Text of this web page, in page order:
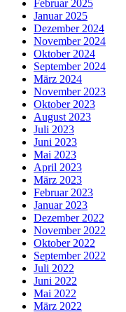
Februar 2025
Januar 2025
Dezember 2024
November 2024
Oktober 2024
September 2024
März 2024
November 2023
Oktober 2023
August 2023
Juli 2023
Juni 2023
Mai 2023
April 2023
März 2023
Februar 2023
Januar 2023
Dezember 2022
November 2022
Oktober 2022
September 2022
Juli 2022
Juni 2022
Mai 2022
März 2022